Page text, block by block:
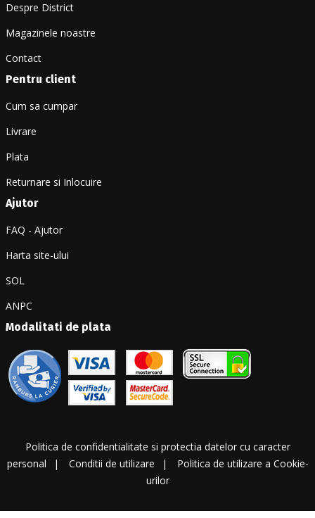
Despre District
Magazinele noastre
Contact
Pentru client
Cum sa cumpar
Livrare
Plata
Returnare si Inlocuire
Ajutor
FAQ - Ajutor
Harta site-ului
SOL
ANPC
Modalitati de plata
Politica de confidentialitate si protectia datelor cu caracter
personal
Conditii de utilizare
Politica de utilizare a Cookie-
urilor